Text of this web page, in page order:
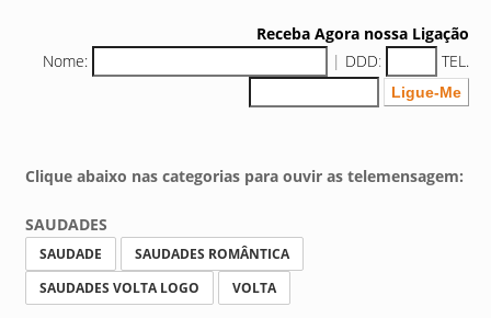
Receba Agora nossa Ligação
Nome:
| DDD: TEL.
Clique abaixo nas categorias para ouvir as telemensagem:
SAUDADES
SAUDADE
SAUDADES ROMÂNTICA
SAUDADES VOLTA LOGO
VOLTA